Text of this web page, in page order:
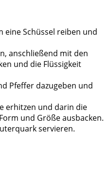
eine Schüssel reiben und
anschließend mit den
und die Flüssigkeit
Pfeffer dazugeben und
erhitzen und darin die
und Größe ausbacken.
servieren.